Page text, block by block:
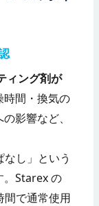
ィング剤が
時間・換気の
影響など、
なし」という
。Starex の
間で通常使用